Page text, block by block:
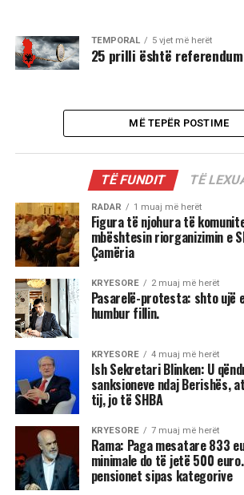
TEMPORAL 5 vjet më herët
25 prilli është
MË TEPËR POSTIME
TË FUNDIT TË
RADAR 1 muaj më herët
Figura të njohura të
mbështesin riorganizimin e
Çamëria
KRYESORE 2 muaj më herët
Pasarelë-protesta: shto ujë
humbur fillin.
KRYESORE 4 muaj më herët
Ish Sekretari Blinken: U
sanksioneve ndaj Berishës,
tij, jo të SHBA
KRYESORE 7 muaj më herët
Rama: Paga mesatare 833
minimale do të jetë 500
pensionet sipas kategorive